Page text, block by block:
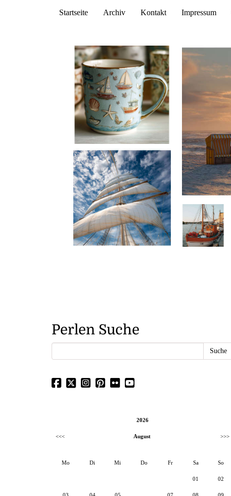
Startseite Archiv Kontakt Impressum
Perlen Suche
2026
<<< August >>>
Mo Di Mi Do Fr Sa So
01 02